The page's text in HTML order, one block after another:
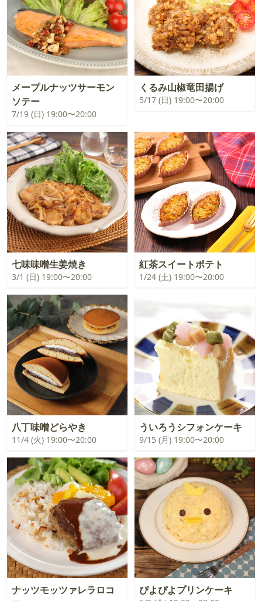
メープルナッツサーモン
ソテー
7/19 (日) 19:00〜20:00
くるみ山椒竜田揚げ
5/17 (日) 19:00〜20:00
七味味噌生姜焼き
3/1 (日) 19:00〜20:00
紅茶スイートポテト
1/24 (土) 19:00〜20:00
八丁味噌どらやき
11/4 (火) 19:00〜20:00
ういろうシフォンケーキ
9/15 (月) 19:00〜20:00
ナッツモッツァレラロコ
ぴよぴよプリンケーキ